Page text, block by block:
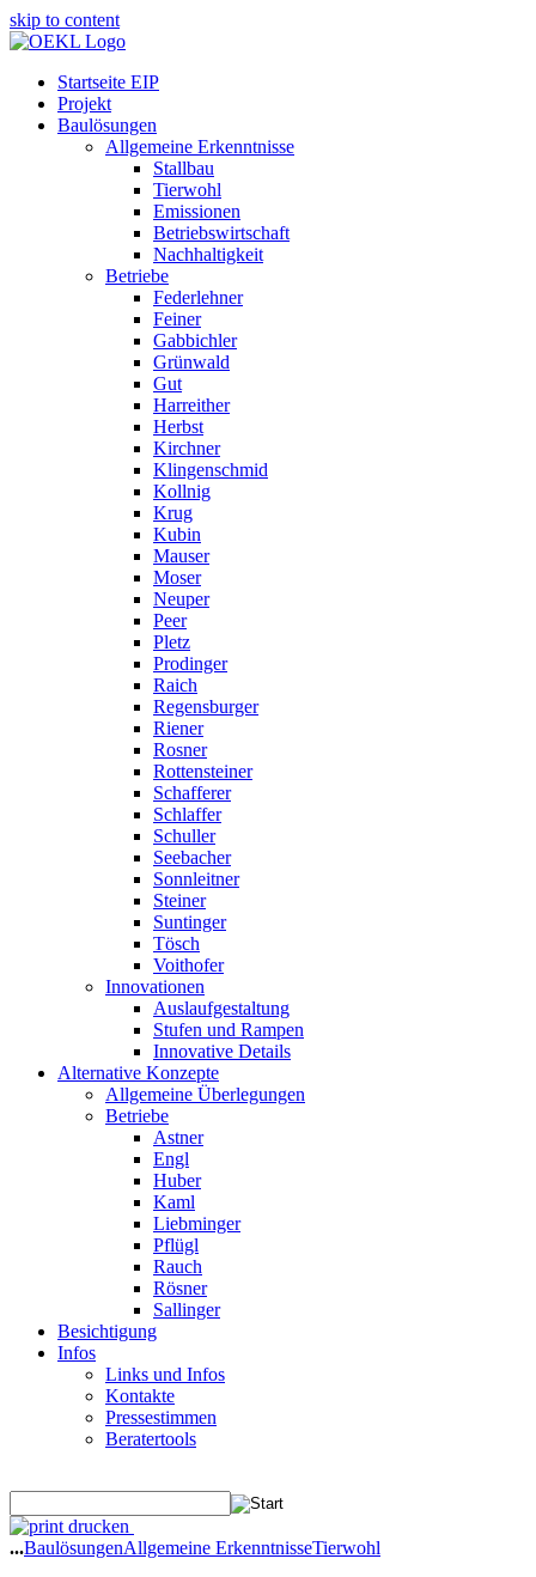
skip to content
Startseite EIP
Projekt
Baulösungen
Allgemeine Erkenntnisse
Stallbau
Tierwohl
Emissionen
Betriebswirtschaft
Nachhaltigkeit
Betriebe
Federlehner
Feiner
Gabbichler
Grünwald
Gut
Harreither
Herbst
Kirchner
Klingenschmid
Kollnig
Krug
Kubin
Mauser
Moser
Neuper
Peer
Pletz
Prodinger
Raich
Regensburger
Riener
Rosner
Rottensteiner
Schafferer
Schlaffer
Schuller
Seebacher
Sonnleitner
Steiner
Suntinger
Tösch
Voithofer
Innovationen
Auslaufgestaltung
Stufen und Rampen
Innovative Details
Alternative Konzepte
Allgemeine Überlegungen
Betriebe
Astner
Engl
Huber
Kaml
Liebminger
Pflügl
Rauch
Rösner
Sallinger
Besichtigung
Infos
Links und Infos
Kontakte
Pressestimmen
Beratertools
drucken
...BaulösungenAllgemeine ErkenntnisseTierwohl